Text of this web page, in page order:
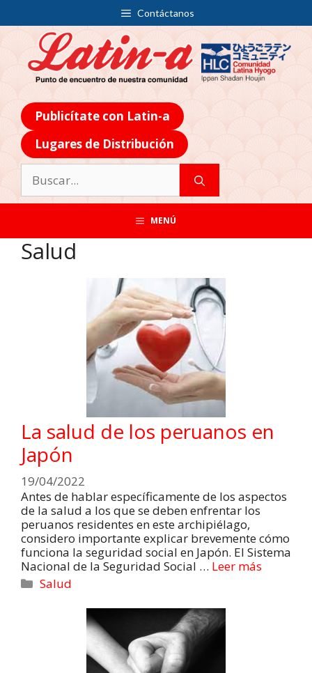
Contáctanos
Publicítate con Latin-a
Lugares de Distribución
MENÚ
Salud
La salud de los peruanos en
Japón
19/04/2022
Antes de hablar específicamente de los aspectos
de la salud a los que se deben enfrentar los
peruanos residentes en este archipiélago,
considero importante explicar brevemente cómo
funciona la seguridad social en Japón. El Sistema
Nacional de la Seguridad Social … Leer más
Salud